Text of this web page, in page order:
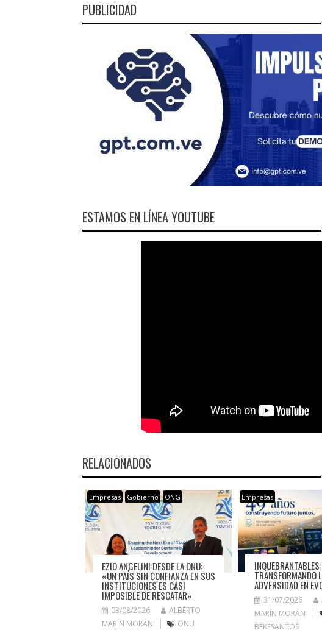
PUBLICIDAD
ESTAMOS EN LÍNEA YOUTUBE
RELACIONADOS
Empresas Gobierno ONG
EZIO ANGELINI DESDE LA ONU:
«UN PAÍS SIN CONFIANZA EN SUS
INSTITUCIONES ES CASI
IMPOSIBLE DE RESCATAR»
03/08/2026
ALBERTO
MARÍN MORÁN
ONU
Empresas
TRANSFORMANDO
ADVERSIDAD EN
31/07/2026
MARÍN MORÁN
BEKESANTOS